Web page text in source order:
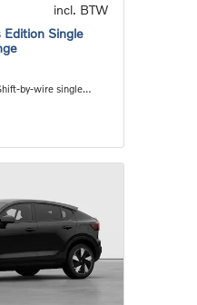
incl. BTW
Single
by-wire single